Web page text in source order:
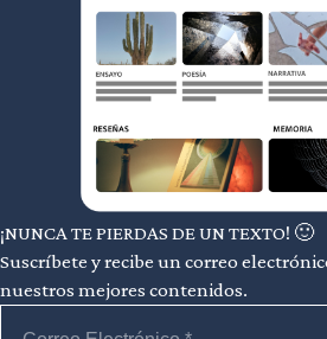
¡NUNCA TE PIERDAS DE UN TEXTO! 🙂
Suscríbete y recibe un correo
nuestros mejores contenidos.